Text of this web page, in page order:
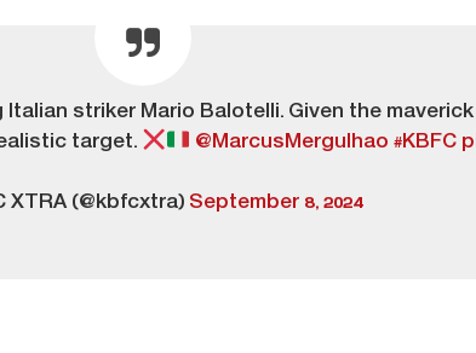
striker Mario Balotelli. Given the
target.
@MarcusMergulhao #KBFC
XTRA (@kbfcxtra) September 8, 2024